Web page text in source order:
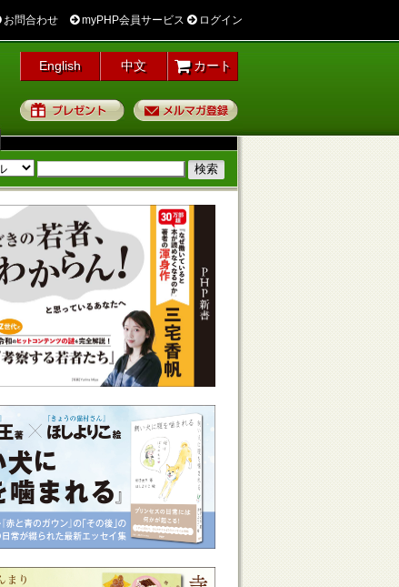
お問合わせ myPHP会員サービス ログイン
English 中文 カート
プレゼント